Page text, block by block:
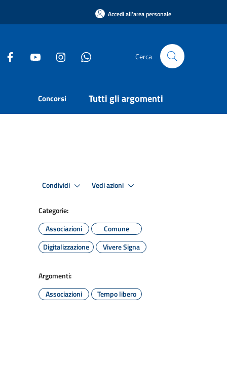
Accedi all'area personale
Cerca
Concorsi Tutti gli argomenti
Condividi Vedi azioni
Categorie:
Associazioni
Comune
Digitalizzazione
Vivere Signa
Argomenti:
Associazioni
Tempo libero